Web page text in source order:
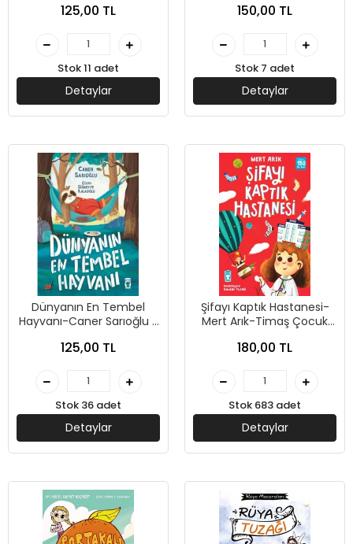
125,00 TL
Stok 11 adet
Detaylar
150,00 TL
Stok 7 adet
Detaylar
Dünyanın En Tembel
Hayvanı-Caner Sarıoğlu -
125,00 TL
Stok 36 adet
Detaylar
Şifayı Kaptık Hastanesi-
Mert Arık-Timaş Çocuk
180,00 TL
Stok 683 adet
Detaylar